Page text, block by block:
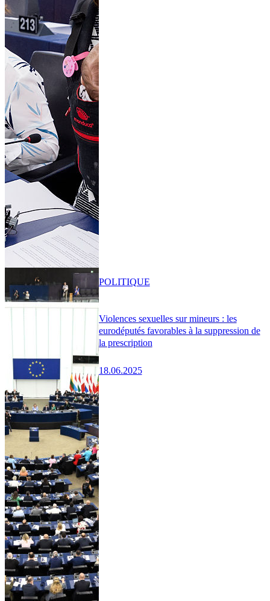
Violences sexuelles sur mineurs : les
eurodéputés favorables à la suppression de
la prescription
18.06.2025
POLITIQUE